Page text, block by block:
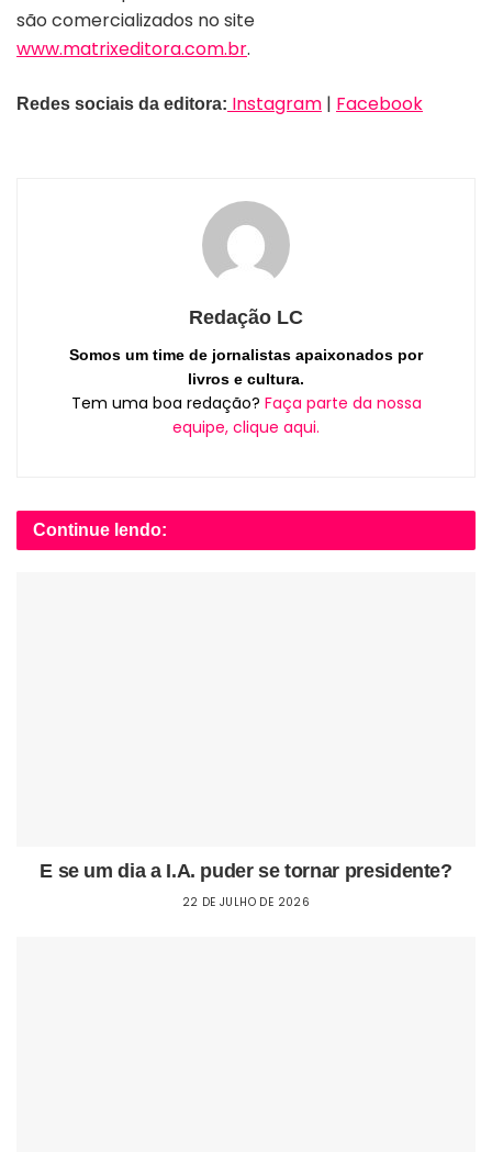
são comercializados no site
www.matrixeditora.com.br.
Redes sociais da editora: Instagram | Facebook
Redação LC
Somos um time de jornalistas apaixonados por
livros e cultura.
Tem uma boa redação? Faça parte da nossa
equipe, clique aqui.
Continue lendo:
E se um dia a I.A. puder se tornar presidente?
22 DE JULHO DE 2026